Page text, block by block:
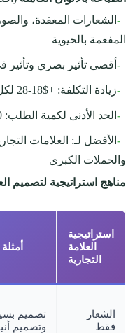
- الشعارات المعقدة،
المفعمة بالحيوية
- أقصى تأثير بصري وتأثير
-زيادة التكلفة: +$18-28 لكل ألف منديل
- الحد الأدنى لكمية الطلب: 100,000-200,000 منديل
- الأفضل لـ: العلامات
والحملات الكبرى
مناهج استراتيجية لتصميم
استراتيجية
العلامة
التجارية
الشعار
فقط
تصميم
وتصميم